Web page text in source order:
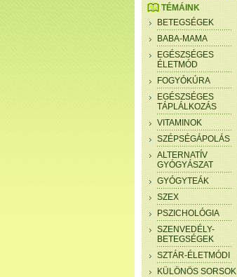
TÉMÁINK
BETEGSÉGEK
BABA-MAMA
EGÉSZSÉGES
ÉLETMÓD
FOGYÓKÚRA
EGÉSZSÉGES
TÁPLÁLKOZÁS
VITAMINOK
SZÉPSÉGÁPOLÁS
ALTERNATÍV
GYÓGYÁSZAT
GYÓGYTEÁK
SZEX
PSZICHOLÓGIA
SZENVEDÉLY-
BETEGSÉGEK
SZTÁR-ÉLETMÓDI
KÜLÖNÖS SORSOK